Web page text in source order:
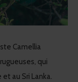
Camellia
qui
au Sri Lanka.